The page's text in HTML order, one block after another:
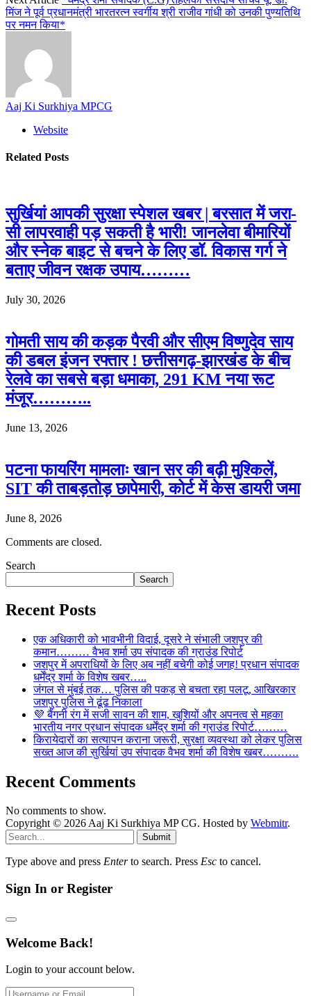
मिंज ने पूर्व प्रधानमंत्री भारतरत्न स्वर्गीय श्री राजीव गांधी को उनकी पुण्यतिथि
पर नमन किया*
Aaj Ki Surkhiya MPCG
Website
Related Posts
सुर्खियां आपकी सुरक्षा स्पेशल खबर | बरसात में जरा-
सी लापरवाही पड़ सकती है भारी! जानलेवा बीमारियों
और स्नेक बाइट से बचने के लिए डॉ. विकास गर्ग ने
बताए जीवन रक्षक उपाय………
July 30, 2026
गोमती साय की कड़क पैरवी और सीएम विष्णुदेव साय
की डबल इंजन रफ्तार ! छत्तीसगढ़-झारखंड के बीच
रेलवे का सबसे बड़ा धमाका, 291 KM नया रूट
मंजूर………..
June 13, 2026
पटना फायरिंग मामलाः खान सर की बढ़ी मुश्किलें,
SIT की ताबड़तोड़ छापेमारी, कोर्ट में केस डायरी जमा
June 8, 2026
Comments are closed.
Search
Search
Recent Posts
एक अधिकारी को भावभीनी विदाई, दूसरे ने संभाली जशपुर की
कमान……… वैभव शर्मा उप संपादक की ग्राउंड रिपोर्ट
जशपुर में अपराधियों के लिए अब नहीं बचेगी कोई जगह! प्रधान संपादक
धर्मेंद्र शर्मा के विशेष खबर…..
जंगल से मुंबई तक… पुलिस की पकड़ से बचता रहा पलटू, आखिरकार
जशपुर पुलिस ने ढूंढ निकाला
💜 बैंगनी रंग में सजी सावन की शाम, खुशियों और अपनत्व से महका
भारतीय नगर प्रधान संपादक धर्मेंद्र शर्मा की ग्राउंड रिपोर्ट………
किरायेदारों का सत्यापन कराना जरूरी, सुरक्षा व्यवस्था को लेकर पुलिस
सख्त आज की सुर्खियां उप संपादक वैभव शर्मा की विशेष खबर……….
Recent Comments
No comments to show.
Copyright © 2026 Aaj Ki Surkhiya MP CG. Hosted by Webmitr.
Submit
Type above and press Enterto search. Press Esc to cancel.
Sign In or Register
Welcome Back!
Login to your account below.